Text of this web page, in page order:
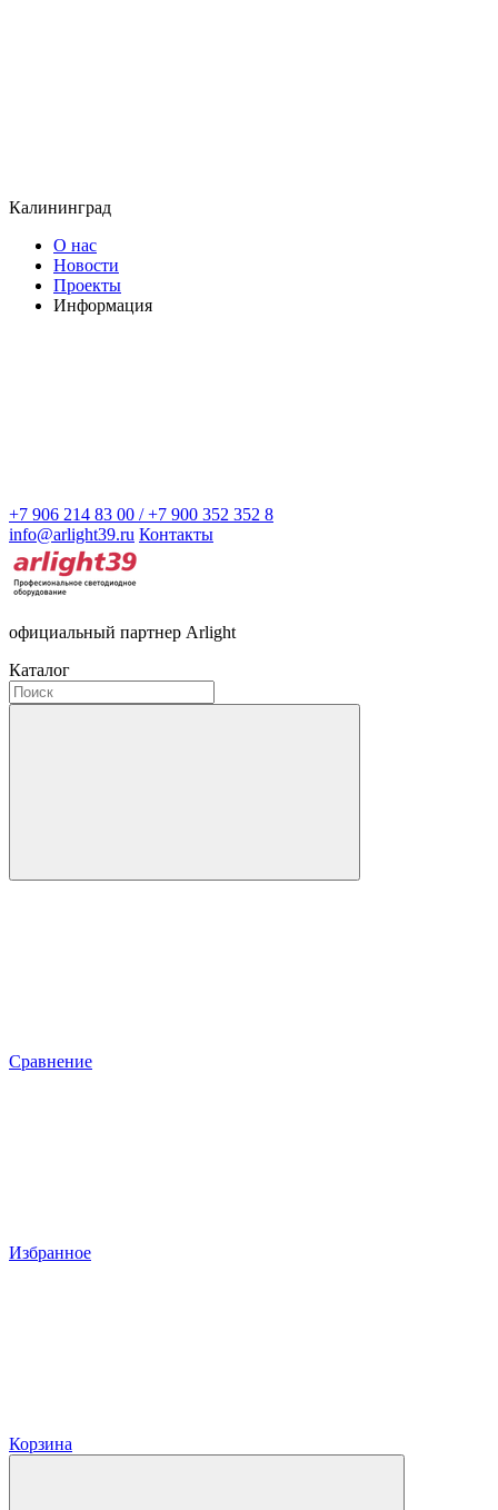
Калининград
О нас
Новости
Проекты
Информация
+7 906 214 83 00 / +7 900 352 352 8
info@arlight39.ru Контакты
официальный партнер Arlight
Каталог
Сравнение
Избранное
Корзина